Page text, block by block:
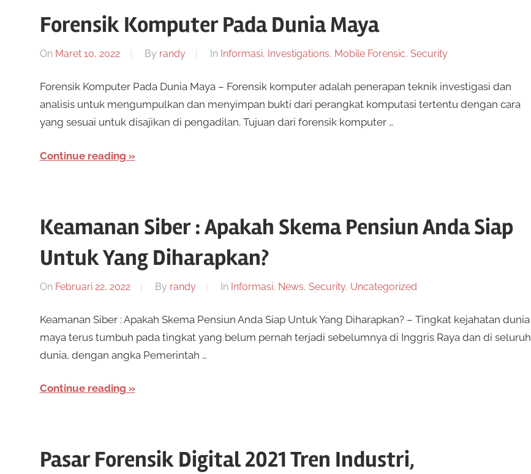
Forensik Komputer Pada Dunia Maya
On Maret 10, 2022 By randy In Informasi, Investigations, Mobile Forensic, Security
Forensik Komputer Pada Dunia Maya – Forensik komputer adalah penerapan teknik investigasi dan
analisis untuk mengumpulkan dan menyimpan bukti dari perangkat komputasi tertentu dengan cara
yang sesuai untuk disajikan di pengadilan. Tujuan dari forensik komputer …
Continue reading
Keamanan Siber : Apakah Skema Pensiun Anda Siap
Untuk Yang Diharapkan?
On Februari 22, 2022 By randy In Informasi, News, Security, Uncategorized
Keamanan Siber : Apakah Skema Pensiun Anda Siap Untuk Yang Diharapkan? – Tingkat kejahatan dunia
maya terus tumbuh pada tingkat yang belum pernah terjadi sebelumnya di Inggris Raya dan di seluruh
dunia, dengan angka Pemerintah …
Continue reading
Pasar Forensik Digital 2021 Tren Industri,